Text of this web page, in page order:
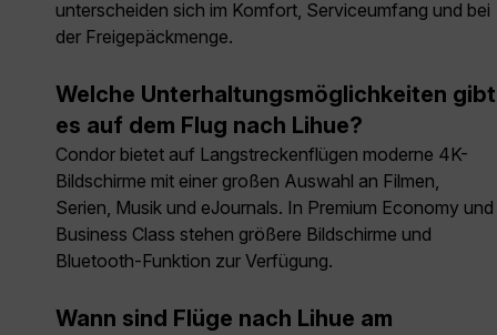
unterscheiden sich im Komfort, Serviceumfang und bei
der Freigepäckmenge.
Welche Unterhaltungsmöglichkeiten gibt
es auf dem Flug nach Lihue?
Condor bietet auf Langstreckenflügen moderne 4K-
Bildschirme mit einer großen Auswahl an Filmen,
Serien, Musik und eJournals. In Premium Economy und
Business Class stehen größere Bildschirme und
Bluetooth-Funktion zur Verfügung.
Wann sind Flüge nach Lihue am